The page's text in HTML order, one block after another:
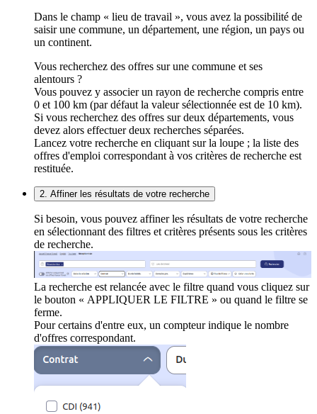
Dans le champ « lieu de travail », vous avez la possibilité de
saisir une commune, un département, une région, un pays ou
un continent.
Vous recherchez des offres sur une commune et ses
alentours ?
Vous pouvez y associer un rayon de recherche compris entre
0 et 100 km (par défaut la valeur sélectionnée est de 10 km).
Si vous recherchez des offres sur deux départements, vous
devez alors effectuer deux recherches séparées.
Lancez votre recherche en cliquant sur la loupe ; la liste des
offres d'emploi correspondant à vos critères de recherche est
restituée.
2. Affiner les résultats de votre recherche
Si besoin, vous pouvez affiner les résultats de votre recherche
en sélectionnant des filtres et critères présents sous les critères
de recherche.
La recherche est relancée avec le filtre quand vous cliquez sur
le bouton « APPLIQUER LE FILTRE » ou quand le filtre se
ferme.
Pour certains d'entre eux, un compteur indique le nombre
d'offres correspondant.